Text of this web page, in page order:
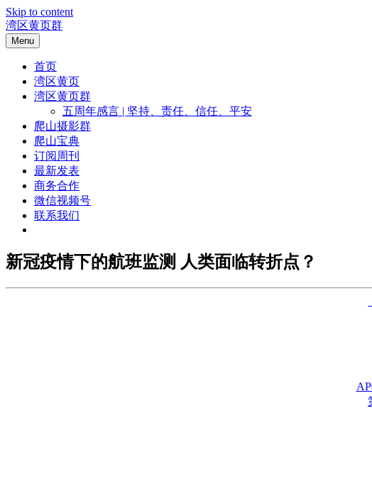
Skip to content
湾区黄页群
Menu
首页
湾区黄页
湾区黄页群
五周年感言 | 坚持、责任、信任、平安
爬山摄影群
爬山宝典
订阅周刊
最新发表
商务合作
微信视频号
联系我们
新冠疫情下的航班监测 人类面临转折点？